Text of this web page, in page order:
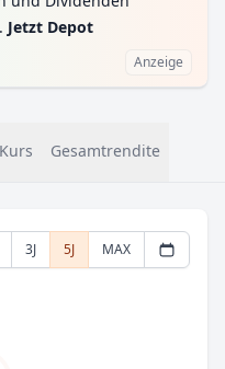
Jetzt Depot
Anzeige
Kurs Gesamtrendite
3J 5J MAX